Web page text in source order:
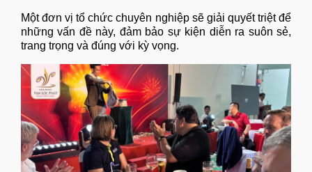
Một đơn vị tổ chức chuyên nghiệp sẽ giải quyết triệt để
những vấn đề này, đảm bảo sự kiện diễn ra suôn sẻ,
trang trọng và đúng với kỳ vọng.